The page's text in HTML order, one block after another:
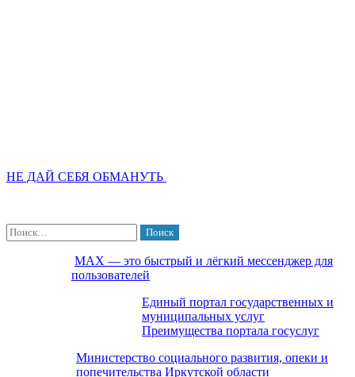
НЕ ДАЙ СЕБЯ ОБМАНУТЬ
Найти:
МАХ — это быстрый и лёгкий мессенджер для
пользователей
Единый портал государственных и
муниципальных услуг
Преимущества портала госуслуг
Министерство социального развития, опеки и
попечительства Иркутской области